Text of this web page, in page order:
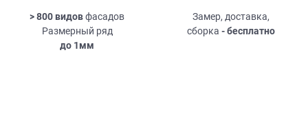
> 800 видовфасадов
Размерный ряд
до 1мм
Замер, доставка,
сборка - бесплатно